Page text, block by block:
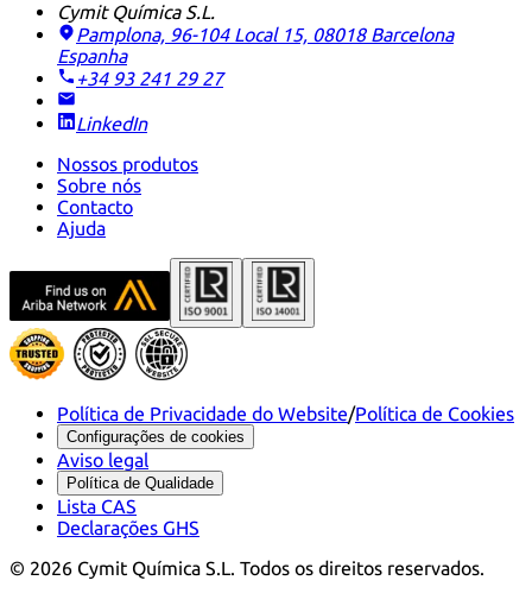
Cymit Química S.L.
Pamplona, 96-104 Local 15, 08018 Barcelona
Espanha
+34 93 241 29 27
LinkedIn
Nossos produtos
Sobre nós
Contacto
Ajuda
Política de Privacidade do Website/Política de Cookies
Configurações de cookies
Aviso legal
Política de Qualidade
Lista CAS
Declarações GHS
© 2026 Cymit Química S.L. Todos os direitos reservados.